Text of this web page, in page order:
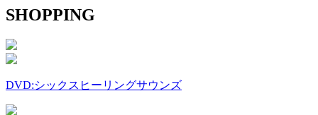
SHOPPING
DVD:シックスヒーリングサウンズ